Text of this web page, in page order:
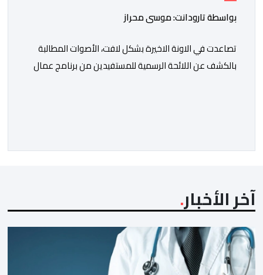
بواسطة تارودانت: موسى محراز
تصاعدت في الاونة الاخيرة بشكل لافت، الأصوات المطالبة
بالكشف عن اللائحة الرسمية للمستفيدين من برنامج عمال
بن طوطو، ثم شخص اخر […]
آخر الأخبار